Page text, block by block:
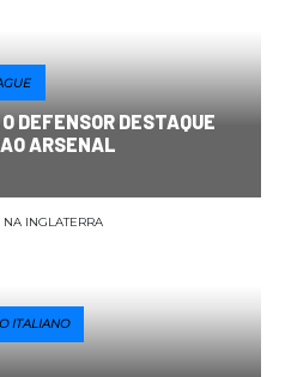
DEFENSOR DESTAQUE
ARSENAL
ITALIANO